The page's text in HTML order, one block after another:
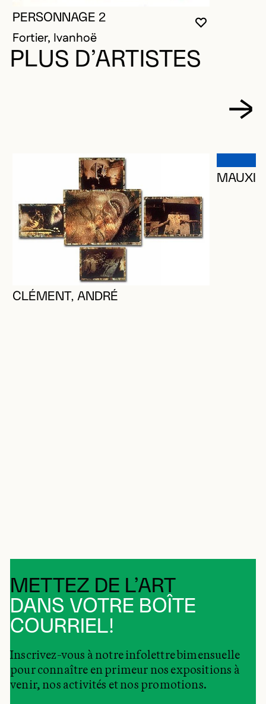
VOUS
FERMER
OUVRIR LA
PERSONNAGE 2
Fortier, Ivanhoë
PLUS D’ARTISTES
CLÉMENT, ANDRÉ
METTEZ DE L’ART
DANS VOTRE BOÎTE
COURRIEL!
Inscrivez-vous à notre infolettre bimensuelle
pour connaître en primeur nos expositions à
venir, nos activités et nos promotions.